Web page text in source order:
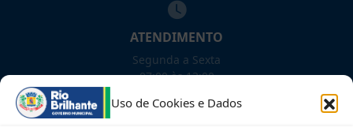
Uso de Cookies e Dados
ATENDIMENTO
Segunda a Sexta
07:00 às 13:00